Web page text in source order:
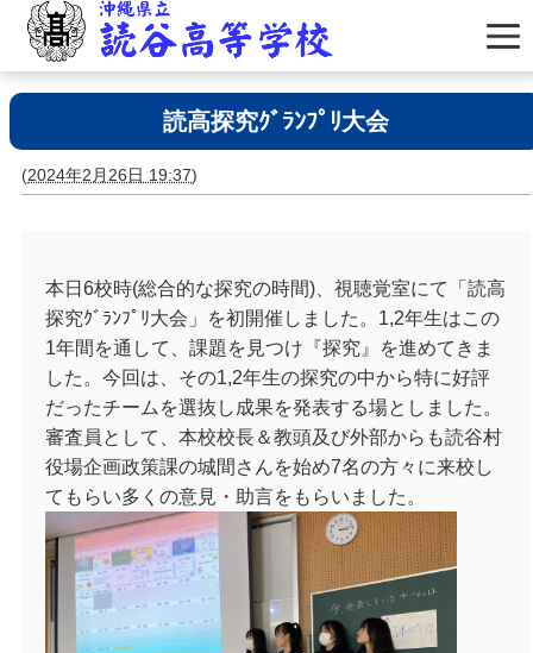
読高探究ｸﾞﾗﾝﾌﾟﾘ大会
(2024年2月26日 19:37)
本日6校時(総合的な探究の時間)、視聴覚室にて「読高
探究ｸﾞﾗﾝﾌﾟﾘ大会」を初開催しました。1,2年生はこの
1年間を通して、課題を見つけ『探究』を進めてきま
した。今回は、その1,2年生の探究の中から特に好評
だったチームを選抜し成果を発表する場としました。
審査員として、本校校長＆教頭及び外部からも読谷村
役場企画政策課の城間さんを始め7名の方々に来校し
てもらい多くの意見・助言をもらいました。